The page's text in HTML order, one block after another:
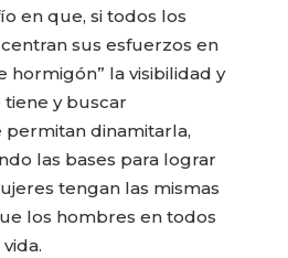
en que, si todos los
sus esfuerzos en
hormigón” la visibilidad y
y buscar
permitan dinamitarla,
las bases para lograr
tengan las mismas
los hombres en todos